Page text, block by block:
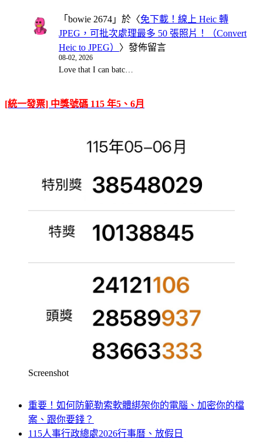
「 bowie 2674 」於〈免下載！線上 Heic 轉
JPEG，可批次處理最多 50 張照片！（Convert
Heic to JPEG） 〉發佈留言
08-02, 2026
Love that I can batc…
[統一發票] 中獎號碼 115 年5、6月
Screenshot
重要！如何防範勒索軟體綁架你的電腦、加密你的檔
案、跟你要錢？
115人事行政總處2026行事曆、放假日